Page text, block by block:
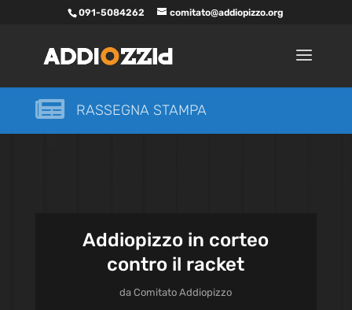
091-5084262 comitato@addiopizzo.org
 RASSEGNA STAMPA
Addiopizzo in corteo
contro il racket
daComitato Addiopizzo